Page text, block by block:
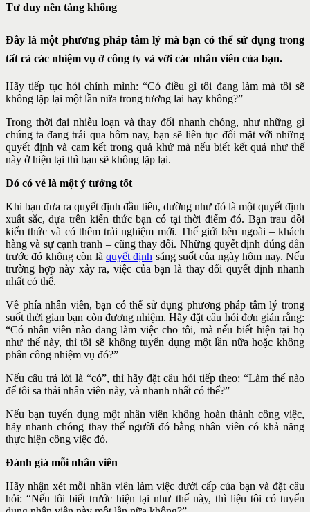
Tư duy nền tảng không
Đây là một phương pháp tâm lý mà bạn có thể sử dụng trong
tất cả các nhiệm vụ ở công ty và với các nhân viên của bạn.
Hãy tiếp tục hỏi chính mình: “Có điều gì tôi đang làm mà tôi sẽ
không lặp lại một lần nữa trong tương lai hay không?”
Trong thời đại nhiễu loạn và thay đổi nhanh chóng, như những gì
chúng ta đang trải qua hôm nay, bạn sẽ liên tục đối mặt với những
quyết định và cam kết trong quá khứ mà nếu biết kết quả như thế
này ở hiện tại thì bạn sẽ không lặp lại.
Đó có vẻ là một ý tưởng tốt
Khi bạn đưa ra quyết định đầu tiên, dường như đó là một quyết định
xuất sắc, dựa trên kiến thức bạn có tại thời điểm đó. Bạn trau dồi
kiến thức và có thêm trải nghiệm mới. Thế giới bên ngoài – khách
hàng và sự cạnh tranh – cũng thay đổi. Những quyết định đúng đắn
trước đó không còn là quyết định sáng suốt của ngày hôm nay. Nếu
trường hợp này xảy ra, việc của bạn là thay đổi quyết định nhanh
nhất có thể.
Về phía nhân viên, bạn có thể sử dụng phương pháp tâm lý trong
suốt thời gian bạn còn đương nhiệm. Hãy đặt câu hỏi đơn giản rằng:
“Có nhân viên nào đang làm việc cho tôi, mà nếu biết hiện tại họ
như thế này, thì tôi sẽ không tuyển dụng một lần nữa hoặc không
phân công nhiệm vụ đó?”
Nếu câu trả lời là “có”, thì hãy đặt câu hỏi tiếp theo: “Làm thế nào
để tôi sa thải nhân viên này, và nhanh nhất có thể?”
Nếu bạn tuyển dụng một nhân viên không hoàn thành công việc,
hãy nhanh chóng thay thế người đó bằng nhân viên có khả năng
thực hiện công việc đó.
Đánh giá mỗi nhân viên
Hãy nhận xét mỗi nhân viên làm việc dưới cấp của bạn và đặt câu
hỏi: “Nếu tôi biết trước hiện tại như thế này, thì liệu tôi có tuyển